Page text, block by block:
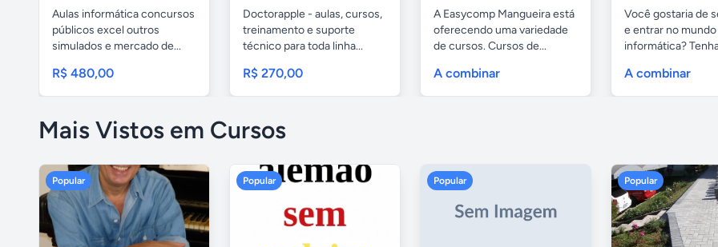
Aulas informática concursos
públicos excel outros
simulados e mercado de...
R$ 480,00
Doctorapple - aulas, cursos,
treinamento e suporte
técnico para toda linha...
R$ 270,00
A Easycomp Mangueira está
oferecendo uma variedade
de cursos. Cursos de...
A combinar
Você gostaria de
e entrar no mundo
informática?
A combinar
Mais Vistos em Cursos
Popular Popular Popular Popular